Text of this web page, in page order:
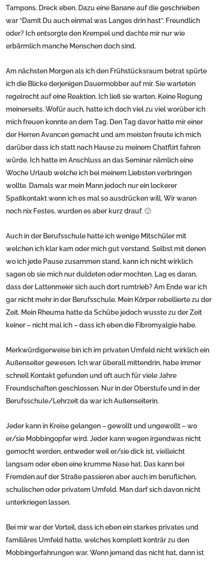
Tampons, Dreck eben. Dazu eine Banane auf die geschrieben
war “Damit Du auch einmal was Langes drin hast”. Freundlich
oder? Ich entsorgte den Krempel und dachte mir nur wie
erbärmlich manche Menschen doch sind.
Am nächsten Morgen als ich den Frühstücksraum betrat spürte
ich die Blicke derjenigen Dauermobber auf mir. Sie warteten
regelrecht auf eine Reaktion. Ich ließ sie warten. Keine Regung
meinerseits. Wofür auch, hatte ich doch viel zu viel worüber ich
mich freuen konnte an dem Tag. Den Tag davor hatte mir einer
der Herren Avancen gemacht und am meisten freute ich mich
darüber dass ich statt nach Hause zu meinem Chatflirt fahren
würde. Ich hatte im Anschluss an das Seminar nämlich eine
Woche Urlaub welche ich bei meinem Liebsten verbringen
wollte. Damals war mein Mann jedoch nur ein lockerer
Spaßkontakt wenn ich es mal so ausdrücken will. Wir waren
noch nix Festes, wurden es aber kurz drauf. 🙂
Auch in der Berufsschule hatte ich wenige Mitschüler mit
welchen ich klar kam oder mich gut verstand. Selbst mit denen
wo ich jede Pause zusammen stand, kann ich nicht wirklich
sagen ob sie mich nur duldeten oder mochten. Lag es daran,
dass der Lattenmeier sich auch dort rumtrieb? Am Ende war ich
gar nicht mehr in der Berufsschule. Mein Körper rebellierte zu der
Zeit. Mein Rheuma hatte da Schübe jedoch wusste zu der Zeit
keiner – nicht mal ich – dass ich eben die Fibromyalgie habe.
Merkwürdigerweise bin ich im privaten Umfeld nicht wirklich ein
Außenseiter gewesen. Ich war überall mittendrin, habe immer
schnell Kontakt gefunden und oft auch für viele Jahre
Freundschaften geschlossen. Nur in der Oberstufe und in der
Berufsschule/Lehrzeit da war ich Außenseiterin.
Jeder kann in Kreise gelangen – gewollt und ungewollt – wo
er/sie Mobbingopfer wird. Jeder kann wegen irgendwas nicht
gemocht werden, entweder weil er/sie dick ist, vielleicht
langsam oder eben eine krumme Nase hat. Das kann bei
Fremden auf der Straße passieren aber auch im beruflichen,
schulischen oder privatem Umfeld. Man darf sich davon nicht
unterkriegen lassen.
Bei mir war der Vorteil, dass ich eben ein starkes privates und
familiäres Umfeld hatte, welches komplett konträr zu den
Mobbingerfahrungen war. Wenn jemand das nicht hat, dann ist